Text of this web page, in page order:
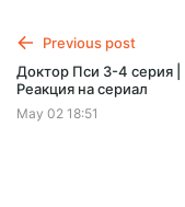
$1.95
Previous post
Доктор Пси 3-4 серия |
Реакция на сериал
May 02 18:51